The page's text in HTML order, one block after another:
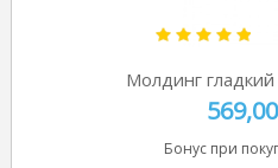
Молдинг
Бонус при